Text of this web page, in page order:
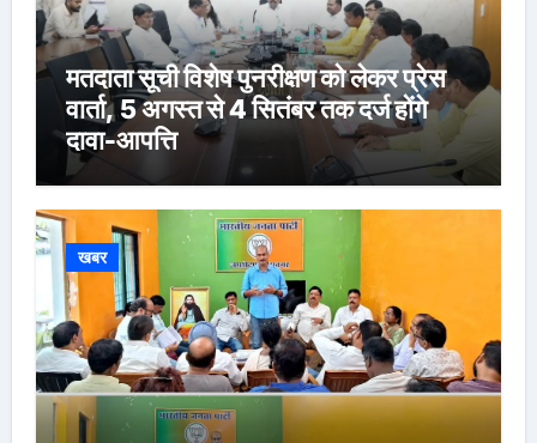
मतदाता सूची विशेष पुनरीक्षण को लेकर प्रेस
वार्ता, 5 अगस्त से 4 सितंबर तक दर्ज होंगे
दावा-आपत्ति
खबर